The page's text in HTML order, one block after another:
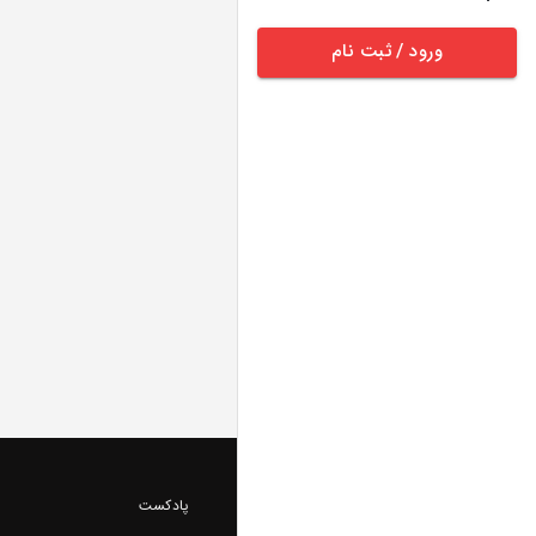
ورود / ثبت نام
پادکست